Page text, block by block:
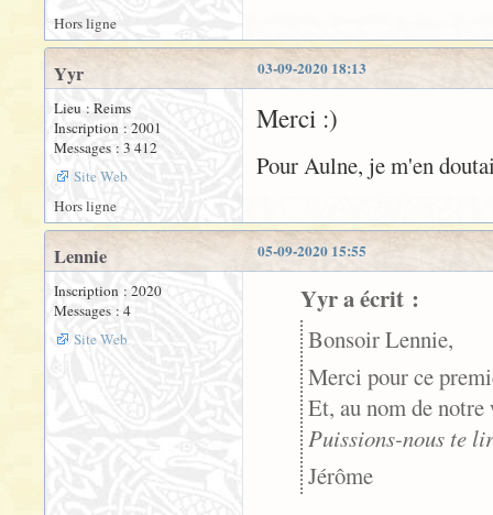
Hors ligne
03-09-2020 18:13
Yyr
Lieu : Reims
Inscription : 2001
Messages : 3 412
Site Web
Merci :)
Pour Aulne, je m'en
Hors ligne
05-09-2020 15:55
Lennie
Inscription : 2020
Messages : 4
Site Web
Yyr a écrit :
Bonsoir Lennie,
Merci pour ce
Et, au nom de notre
Puissions-nous te
Jérôme